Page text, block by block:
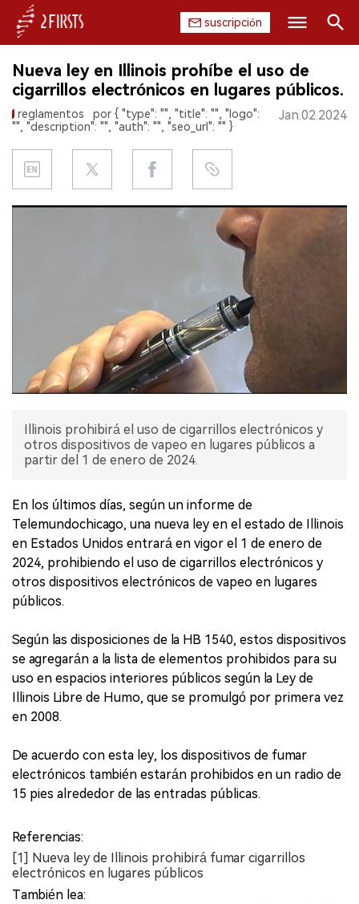
suscripción
INICIO
EMPRESA
PRODUCTO
ENTREVISTA
Buscar
Nueva ley en Illinois prohíbe el uso de
cigarrillos electrónicos en lugares públicos.
reglamentos
por { "type": "", "title": "", "logo":
"", "description": "", "auth": "", "seo_url": "" }
Jan.02.2024
Illinois prohibirá el uso de cigarrillos electrónicos y
otros dispositivos de vapeo en lugares públicos a
partir del 1 de enero de 2024.
En los últimos días, según un informe de
Telemundochicago, una nueva ley en el estado de Illinois
en Estados Unidos entrará en vigor el 1 de enero de
2024, prohibiendo el uso de cigarrillos electrónicos y
otros dispositivos electrónicos de vapeo en lugares
públicos.
Según las disposiciones de la HB 1540, estos dispositivos
se agregarán a la lista de elementos prohibidos para su
uso en espacios interiores públicos según la Ley de
Illinois Libre de Humo, que se promulgó por primera vez
en 2008.
De acuerdo con esta ley, los dispositivos de fumar
electrónicos también estarán prohibidos en un radio de
15 pies alrededor de las entradas públicas.
Referencias:
[1] Nueva ley de Illinois prohibirá fumar cigarrillos
electrónicos en lugares públicos
También lea: